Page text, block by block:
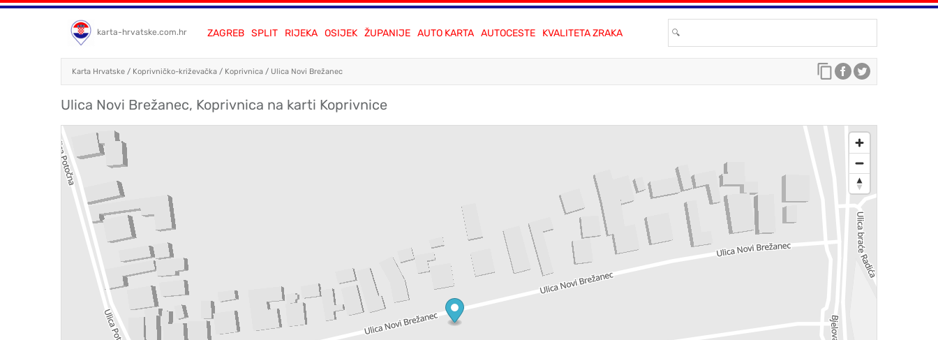
karta-hrvatske.com.hr ZAGREB SPLIT RIJEKA OSIJEK ŽUPANIJE AUTO KARTA AUTOCESTE KVALITETA ZRAKA
Karta Hrvatske / Koprivničko-križevačka / Koprivnica / Ulica Novi Brežanec
Ulica Novi Brežanec, Koprivnica na karti Koprivnice